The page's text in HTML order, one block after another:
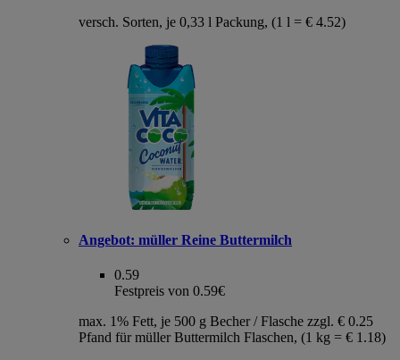
versch. Sorten, je 0,33 l Packung, (1 l = € 4.52)
Angebot: müller Reine Buttermilch
0.59
Festpreis von 0.59€
max. 1% Fett, je 500 g Becher / Flasche zzgl. € 0.25
Pfand für müller Buttermilch Flaschen, (1 kg = € 1.18)